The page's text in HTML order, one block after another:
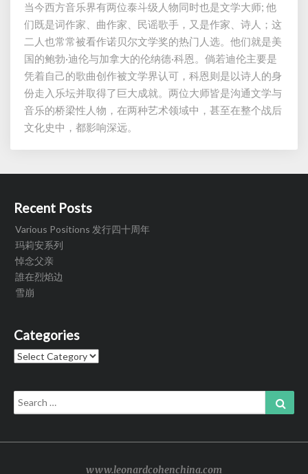
与
文
学
的
重
新
相
遇
当今西方音乐界有两位泰斗级人物同时也是文学大师; 他
们既是词作家、曲作家、民谣歌手，又是作家、诗人；这
二人也常常被看作诺贝尔文学奖的热门人选。他们就是美
国的鲍勃·迪伦与加拿大的伦纳德·科恩。倘若迪伦主要是
凭着自己的歌曲创作被文学界认可，科恩则是以诗人的身
份走入乐坛并取得了巨大成就。两位大师皆是沟通文学与
音乐的桥梁性人物，在两种艺术领域中，甚至在整个战后
文化史中，都影响深远。
Recent Posts
Various Positions 发行四十周年
玛莉安系列
悼念父亲
誰在烈焰边
雪崩
Categories
Categories
Search
for:
www.leonardcohenchina.com